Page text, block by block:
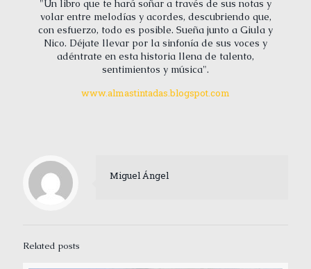
"Un libro que te hará soñar a través de sus notas y
volar entre melodías y acordes, descubriendo que,
con esfuerzo, todo es posible. Sueña junto a Giula y
Nico. Déjate llevar por la sinfonía de sus voces y
adéntrate en esta historia llena de talento,
sentimientos y música".
www.almastintadas.blogspot.com
Miguel Ángel
Related posts